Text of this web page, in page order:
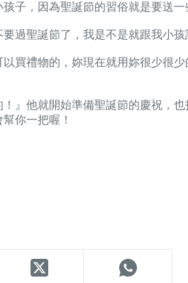
子，因為聖誕節的習俗就是要送一
過聖誕節了，我是不是就跟我小
買禮物的，妳現在就用妳很少很
』他就開始準備聖誕節的慶祝，
你一把喔！